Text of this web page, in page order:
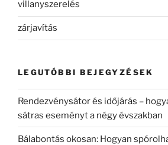
villanyszerelés
zárjavítás
LEGUTÓBBI BEJEGYZÉSEK
Rendezvénysátor és időjárás –
sátras eseményt a négy évszakban
Bálabontás okosan: Hogyan